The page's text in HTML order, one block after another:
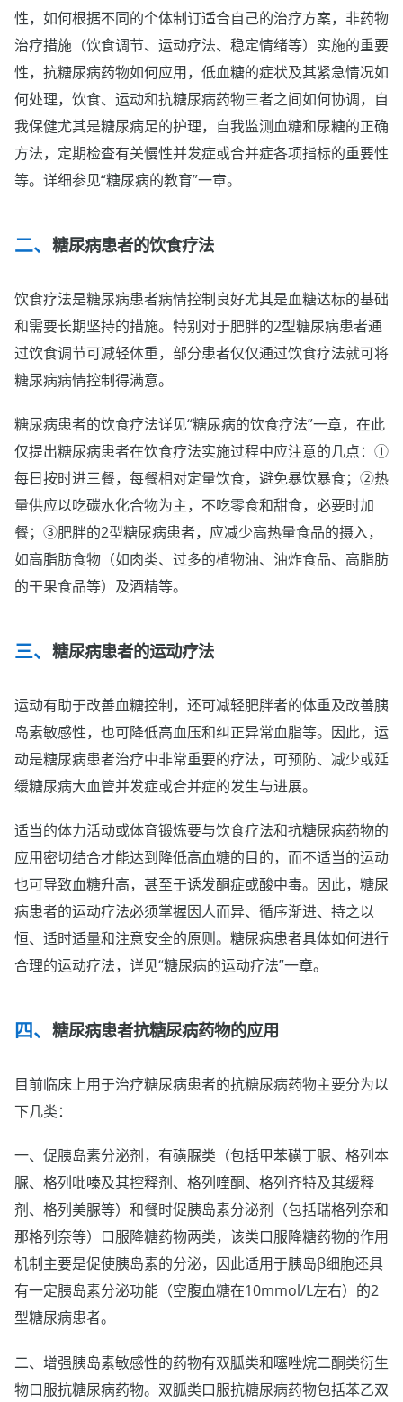
性，如何根据不同的个体制订适合自己的治疗方案，非药物
治疗措施（饮食调节、运动疗法、稳定情绪等）实施的重要
性，抗糖尿病药物如何应用，低血糖的症状及其紧急情况如
何处理，饮食、运动和抗糖尿病药物三者之间如何协调，自
我保健尤其是糖尿病足的护理，自我监测血糖和尿糖的正确
方法，定期检查有关慢性并发症或合并症各项指标的重要性
等。详细参见“糖尿病的教育”一章。
糖尿病患者的饮食疗法
饮食疗法是糖尿病患者病情控制良好尤其是血糖达标的基础
和需要长期坚持的措施。特别对于肥胖的2型糖尿病患者通
过饮食调节可减轻体重，部分患者仅仅通过饮食疗法就可将
糖尿病病情控制得满意。
糖尿病患者的饮食疗法详见“糖尿病的饮食疗法”一章，在此
仅提出糖尿病患者在饮食疗法实施过程中应注意的几点：①
每日按时进三餐，每餐相对定量饮食，避免暴饮暴食；②热
量供应以吃碳水化合物为主，不吃零食和甜食，必要时加
餐；③肥胖的2型糖尿病患者，应减少高热量食品的摄入，
如高脂肪食物（如肉类、过多的植物油、油炸食品、高脂肪
的干果食品等）及酒精等。
糖尿病患者的运动疗法
运动有助于改善血糖控制，还可减轻肥胖者的体重及改善胰
岛素敏感性，也可降低高血压和纠正异常血脂等。因此，运
动是糖尿病患者治疗中非常重要的疗法，可预防、减少或延
缓糖尿病大血管并发症或合并症的发生与进展。
适当的体力活动或体育锻炼要与饮食疗法和抗糖尿病药物的
应用密切结合才能达到降低高血糖的目的，而不适当的运动
也可导致血糖升高，甚至于诱发酮症或酸中毒。因此，糖尿
病患者的运动疗法必须掌握因人而异、循序渐进、持之以
恒、适时适量和注意安全的原则。糖尿病患者具体如何进行
合理的运动疗法，详见“糖尿病的运动疗法”一章。
糖尿病患者抗糖尿病药物的应用
目前临床上用于治疗糖尿病患者的抗糖尿病药物主要分为以
下几类：
一、促胰岛素分泌剂，有磺脲类（包括甲苯磺丁脲、格列本
脲、格列吡嗪及其控释剂、格列喹酮、格列齐特及其缓释
剂、格列美脲等）和餐时促胰岛素分泌剂（包括瑞格列奈和
那格列奈等）口服降糖药物两类，该类口服降糖药物的作用
机制主要是促使胰岛素的分泌，因此适用于胰岛β细胞还具
有一定胰岛素分泌功能（空腹血糖在10mmol/L左右）的2
型糖尿病患者。
二、增强胰岛素敏感性的药物有双胍类和噻唑烷二酮类衍生
物口服抗糖尿病药物。双胍类口服抗糖尿病药物包括苯乙双